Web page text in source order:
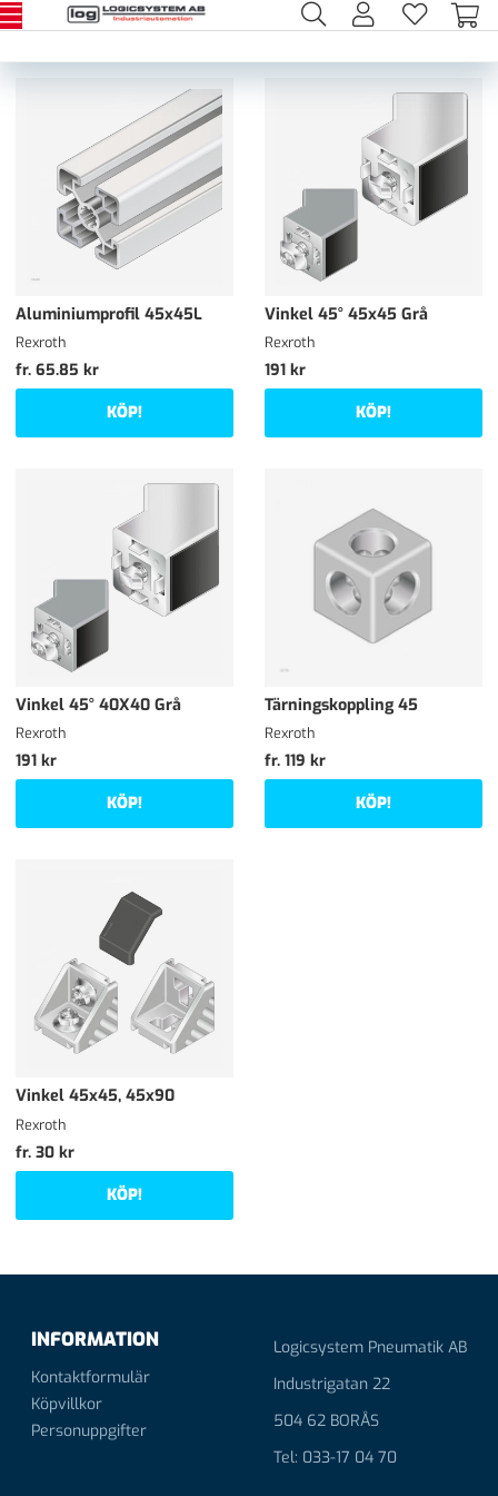
Aluminiumprofil 45x45L
Rexroth
fr. 65.85 kr
KÖP!
Vinkel 45° 45x45 Grå
Rexroth
191 kr
KÖP!
Vinkel 45° 40X40 Grå
Rexroth
191 kr
KÖP!
Tärningskoppling 45
Rexroth
fr. 119 kr
KÖP!
Vinkel 45x45, 45x90
Rexroth
fr. 30 kr
KÖP!
INFORMATION
Kontaktformulär
Köpvillkor
Personuppgifter
Logicsystem Pneumatik AB
Industrigatan 22
504 62 BORÅS
Tel: 033-17 04 70